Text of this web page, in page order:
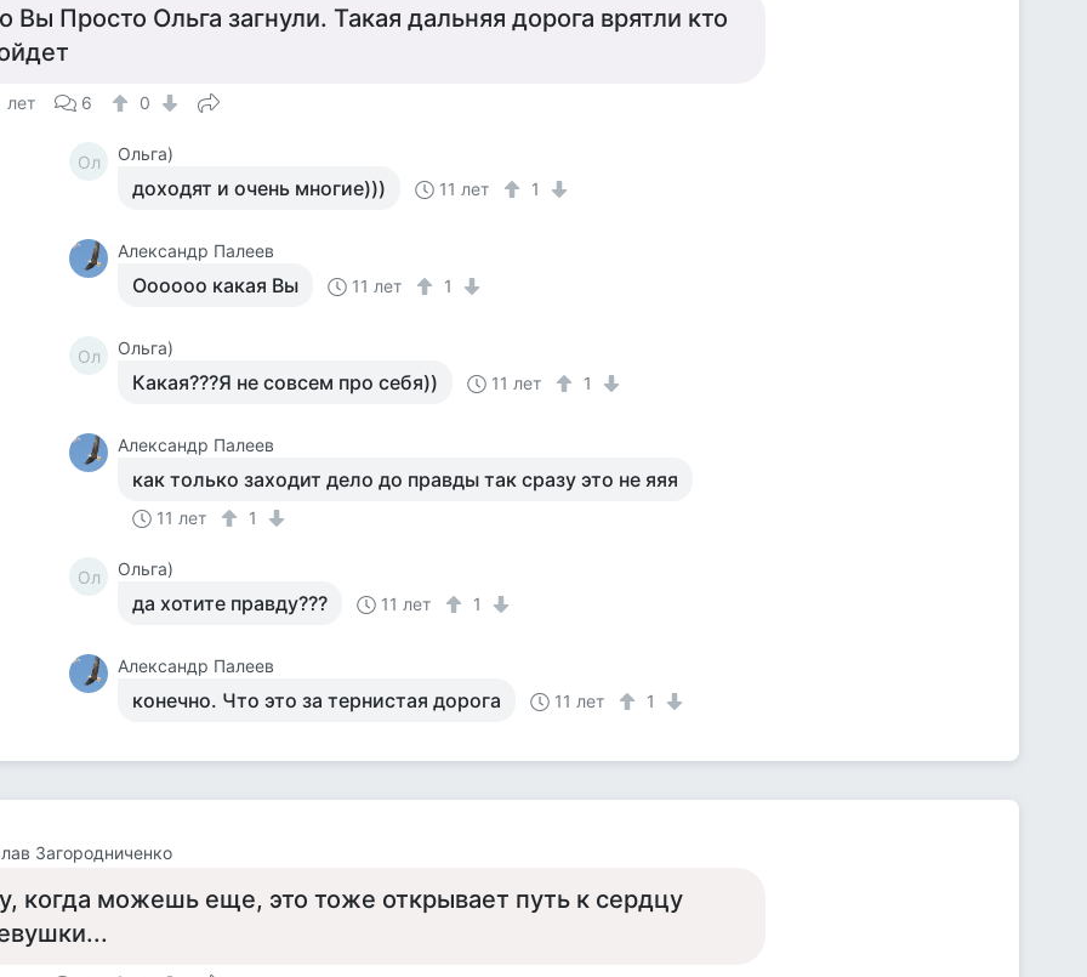
Вы Просто Ольга загнули. Такая дальняя дорога врятли кто
лет 6 0
Ол Ольга)
доходят и очень многие))) 11 лет 1
Александр Палеев
Оооооо какая Вы 11 лет 1
Ол Ольга)
Какая???Я не совсем про себя)) 11 лет 1
Александр Палеев
как только заходит дело до правды так сразу это не яяя
11 лет 1
Ол Ольга)
да хотите правду??? 11 лет 1
Александр Палеев
конечно. Что это за тернистая дорога 11 лет 1
Загородниченко
когда можешь еще, это тоже открывает путь к сердцу